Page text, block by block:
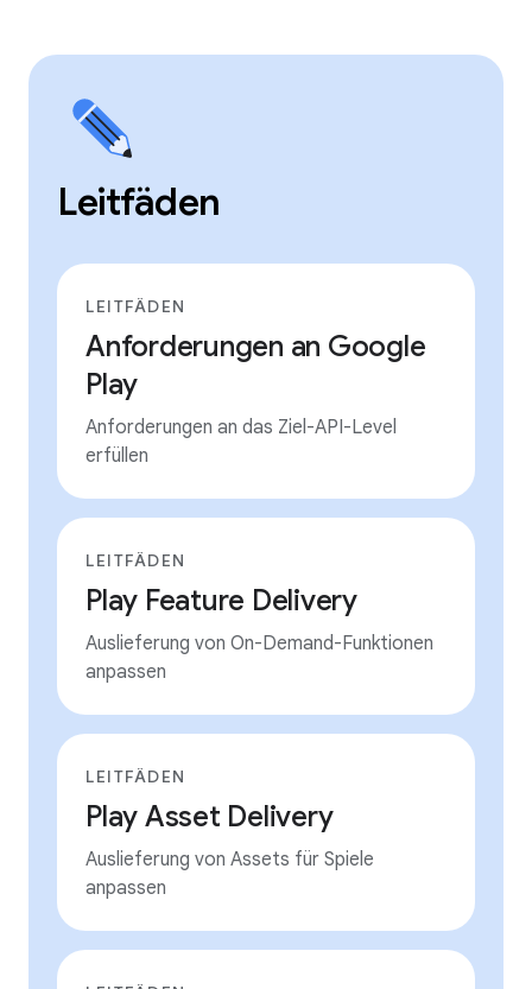
Leitfäden
LEITFÄDEN
Anforderungen an Google
Play
Anforderungen an das Ziel-API-Level
erfüllen
LEITFÄDEN
Play Feature Delivery
Auslieferung von On-Demand-Funktionen
anpassen
LEITFÄDEN
Play Asset Delivery
Auslieferung von Assets für Spiele
anpassen